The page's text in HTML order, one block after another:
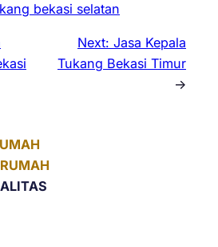
bekasi selatan
Next: Jasa Kepala
Tukang Bekasi Timur
→